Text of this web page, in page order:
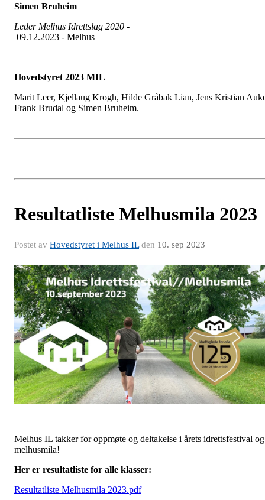
Simen Bruheim
Leder Melhus Idrettslag 2020 -
09.12.2023 - Melhus
Hovedstyret 2023 MIL
Marit Leer, Kjellaug Krogh, Hilde Gråbak Lian, Jens Kristian
Frank Brudal og Simen Bruheim.
Resultatliste Melhusmila 2023
Postet av Hovedstyret i Melhus ILden 10. sep 2023
Melhus IL takker for oppmøte og deltakelse i årets idrettsfestival og
melhusmila!
Her er resultatliste for alle klasser:
Resultatliste Melhusmila 2023.pdf